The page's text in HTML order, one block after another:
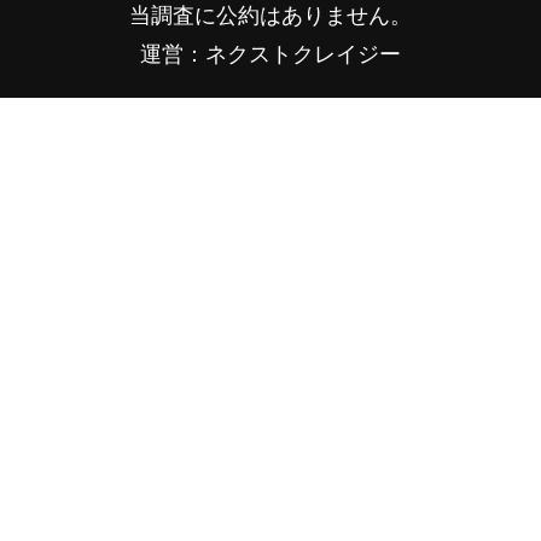
当調査に公約はありません。
運営：ネクストクレイジー